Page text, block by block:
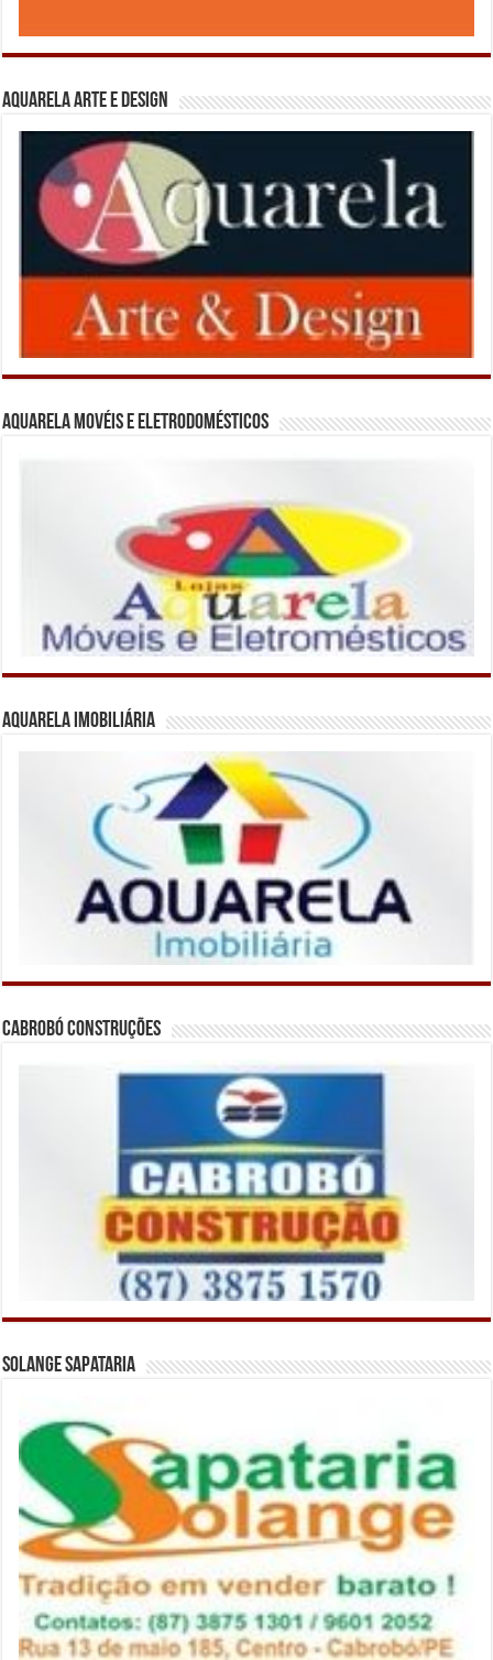
Aquarela Arte e Design
Aquarela Movéis e Eletrodomésticos
Aquarela Imobiliária
Cabrobó Construções
Solange Sapataria